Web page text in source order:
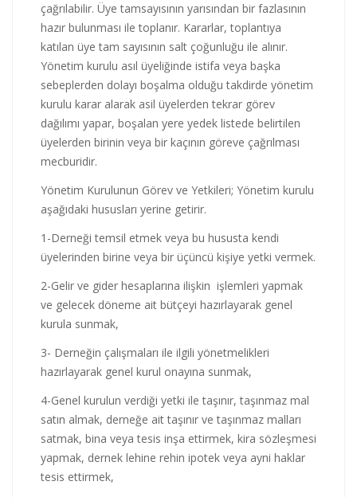
çağrılabilir. Üye tamsayısının yarısından bir fazlasının
hazır bulunması ile toplanır. Kararlar, toplantıya
katılan üye tam sayısının salt çoğunluğu ile alınır.
Yönetim kurulu asıl üyeliğinde istifa veya başka
sebeplerden dolayı boşalma olduğu takdirde yönetim
kurulu karar alarak asil üyelerden tekrar görev
dağılımı yapar, boşalan yere yedek listede belirtilen
üyelerden birinin veya bir kaçının göreve çağrılması
mecburidir.
Yönetim Kurulunun Görev ve Yetkileri; Yönetim kurulu
aşağıdaki hususları yerine getirir.
1-Derneği temsil etmek veya bu hususta kendi
üyelerinden birine veya bir üçüncü kişiye yetki vermek.
2-Gelir ve gider hesaplarına ilişkin işlemleri yapmak
ve gelecek döneme ait bütçeyi hazırlayarak genel
kurula sunmak,
3- Derneğin çalışmaları ile ilgili yönetmelikleri
hazırlayarak genel kurul onayına sunmak,
4-Genel kurulun verdiği yetki ile taşınır, taşınmaz mal
satın almak, derneğe ait taşınır ve taşınmaz malları
satmak, bina veya tesis inşa ettirmek, kira sözleşmesi
yapmak, dernek lehine rehin ipotek veya ayni haklar
tesis ettirmek,